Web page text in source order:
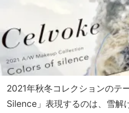
2021年秋冬コレクションのテ
Silence」表現するのは、雪解